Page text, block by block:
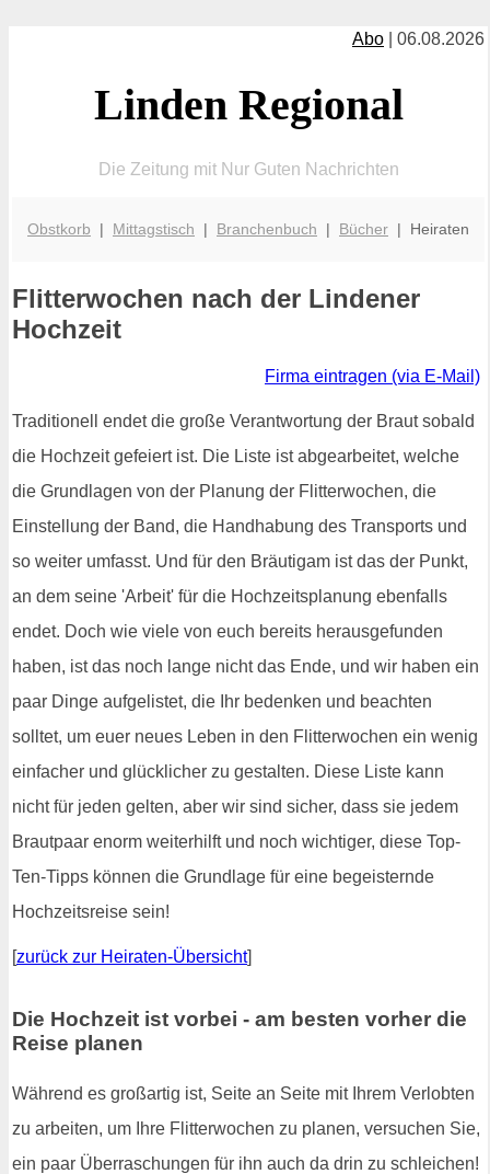
Abo | 06.08.2026
Linden Regional
Die Zeitung mit Nur Guten Nachrichten
Obstkorb | Mittagstisch | Branchenbuch | Bücher | Heiraten
Flitterwochen nach der Lindener
Hochzeit
Firma eintragen (via E-Mail)
Traditionell endet die große Verantwortung der Braut sobald
die Hochzeit gefeiert ist. Die Liste ist abgearbeitet, welche
die Grundlagen von der Planung der Flitterwochen, die
Einstellung der Band, die Handhabung des Transports und
so weiter umfasst. Und für den Bräutigam ist das der Punkt,
an dem seine 'Arbeit' für die Hochzeitsplanung ebenfalls
endet. Doch wie viele von euch bereits herausgefunden
haben, ist das noch lange nicht das Ende, und wir haben ein
paar Dinge aufgelistet, die Ihr bedenken und beachten
solltet, um euer neues Leben in den Flitterwochen ein wenig
einfacher und glücklicher zu gestalten. Diese Liste kann
nicht für jeden gelten, aber wir sind sicher, dass sie jedem
Brautpaar enorm weiterhilft und noch wichtiger, diese Top-
Ten-Tipps können die Grundlage für eine begeisternde
Hochzeitsreise sein!
[zurück zur Heiraten-Übersicht]
Die Hochzeit ist vorbei - am besten vorher die
Reise planen
Während es großartig ist, Seite an Seite mit Ihrem Verlobten
zu arbeiten, um Ihre Flitterwochen zu planen, versuchen Sie,
ein paar Überraschungen für ihn auch da drin zu schleichen!